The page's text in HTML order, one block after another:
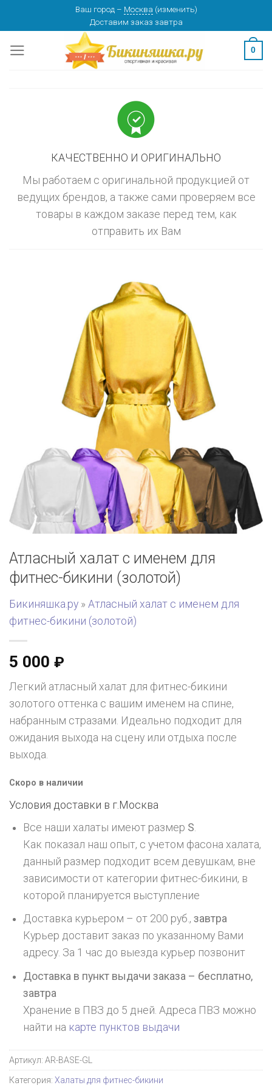
content
Ваш город – Москва (изменить)
Доставим заказ завтра
0
КАЧЕСТВЕННО И ОРИГИНАЛЬНО
Мы работаем с оригинальной продукцией от
ведущих брендов, а также сами проверяем все
товары в каждом заказе перед тем, как
отправить их Вам
Атласный халат с именем для
фитнес-бикини (золотой)
Бикиняшка.ру » Атласный халат с именем для
фитнес-бикини (золотой)
5 000 ₽
Легкий атласный халат для фитнес-бикини
золотого оттенка с вашим именем на спине,
набранным стразами. Идеально подходит для
ожидания выхода на сцену или отдыха после
выхода.
Скоро в наличии
изменить
Условия доставки в г. Москва
Все наши халаты имеют размер S
Как показал наш опыт, с учетом фасона халата,
данный размер подходит всем девушкам, вне
зависимости от категории фитнес-бикини, в
которой планируется выступление
Доставка курьером – от 200 руб.,завтра
Курьер доставит заказ по указанному Вами
адресу. За 1 час до выезда курьер позвонит
Доставка в пункт выдачи заказа – бесплатно,
завтра
Хранение в ПВЗ до 5 дней. Адреса ПВЗ можно
найти на карте пунктов выдачи
Артикул: AR-BASE-GL
Категория: Халаты для фитнес-бикини